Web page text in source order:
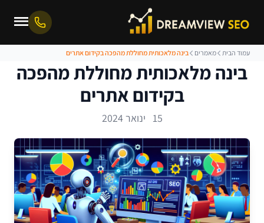
עמוד הבית מאמרים בינה מלאכותית מחוללת מהפכה בקידום אתרים
בינה מלאכותית מחוללת מהפכה
בקידום אתרים
15 ינואר 2024